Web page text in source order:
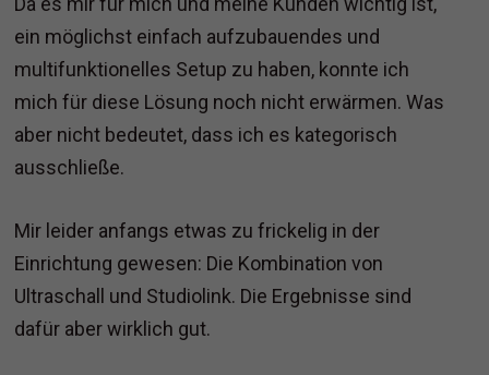
ein möglichst einfach aufzubauendes und
multifunktionelles Setup zu haben, konnte ich
mich für diese Lösung noch nicht erwärmen. Was
aber nicht bedeutet, dass ich es kategorisch
ausschließe.
Mir leider anfangs etwas zu frickelig in der
Einrichtung gewesen: Die Kombination von
Ultraschall und Studiolink. Die Ergebnisse sind
dafür aber wirklich gut.